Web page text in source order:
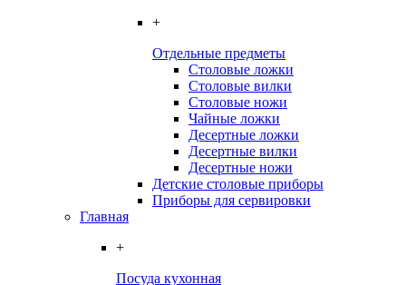
+
Отдельные предметы
Столовые ложки
Столовые вилки
Столовые ножи
Чайные ложки
Десертные ложки
Десертные вилки
Десертные ножи
Детские столовые приборы
Приборы для сервировки
Главная
+
Посуда кухонная